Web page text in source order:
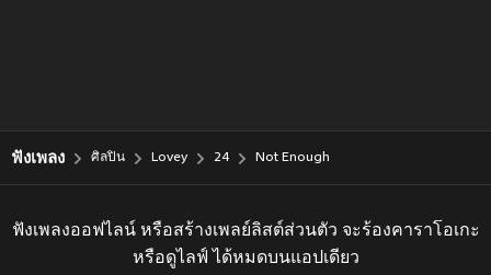
ฟังเพลง ศิลปิน Lovey 24 Not Enough
ฟังเพลงออฟไลน์ หรือสร้างเพลย์ลิสต์ส่วนตัว จะร้องคาราโอเกะ
หรือดูไลฟ์ ได้หมดบนแอปเดียว